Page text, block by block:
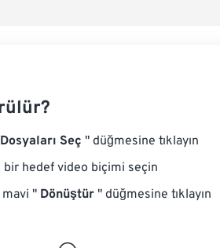
Dosyaları Seç " düğmesine tıklayın
bir hedef video biçimi seçin
" Dönüştür " düğmesine tıklayın